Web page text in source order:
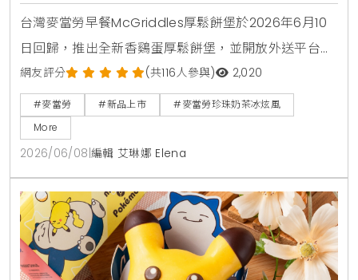
台灣麥當勞早餐McGriddles厚鬆餅堡於2026年6月10
日回歸，推出全新香鷄蛋厚鬆餅堡，並開放外送平台購
買。社群人氣冰品珍珠奶茶冰炫風同步限量回歸，完整
販售時間與價格品項快來看。
網友評分 (共116人參與) 2,020
#麥當勞 #新品上市
#麥當勞珍珠奶茶冰炫風
More
2026/06/08 編輯 艾琳娜 Elena